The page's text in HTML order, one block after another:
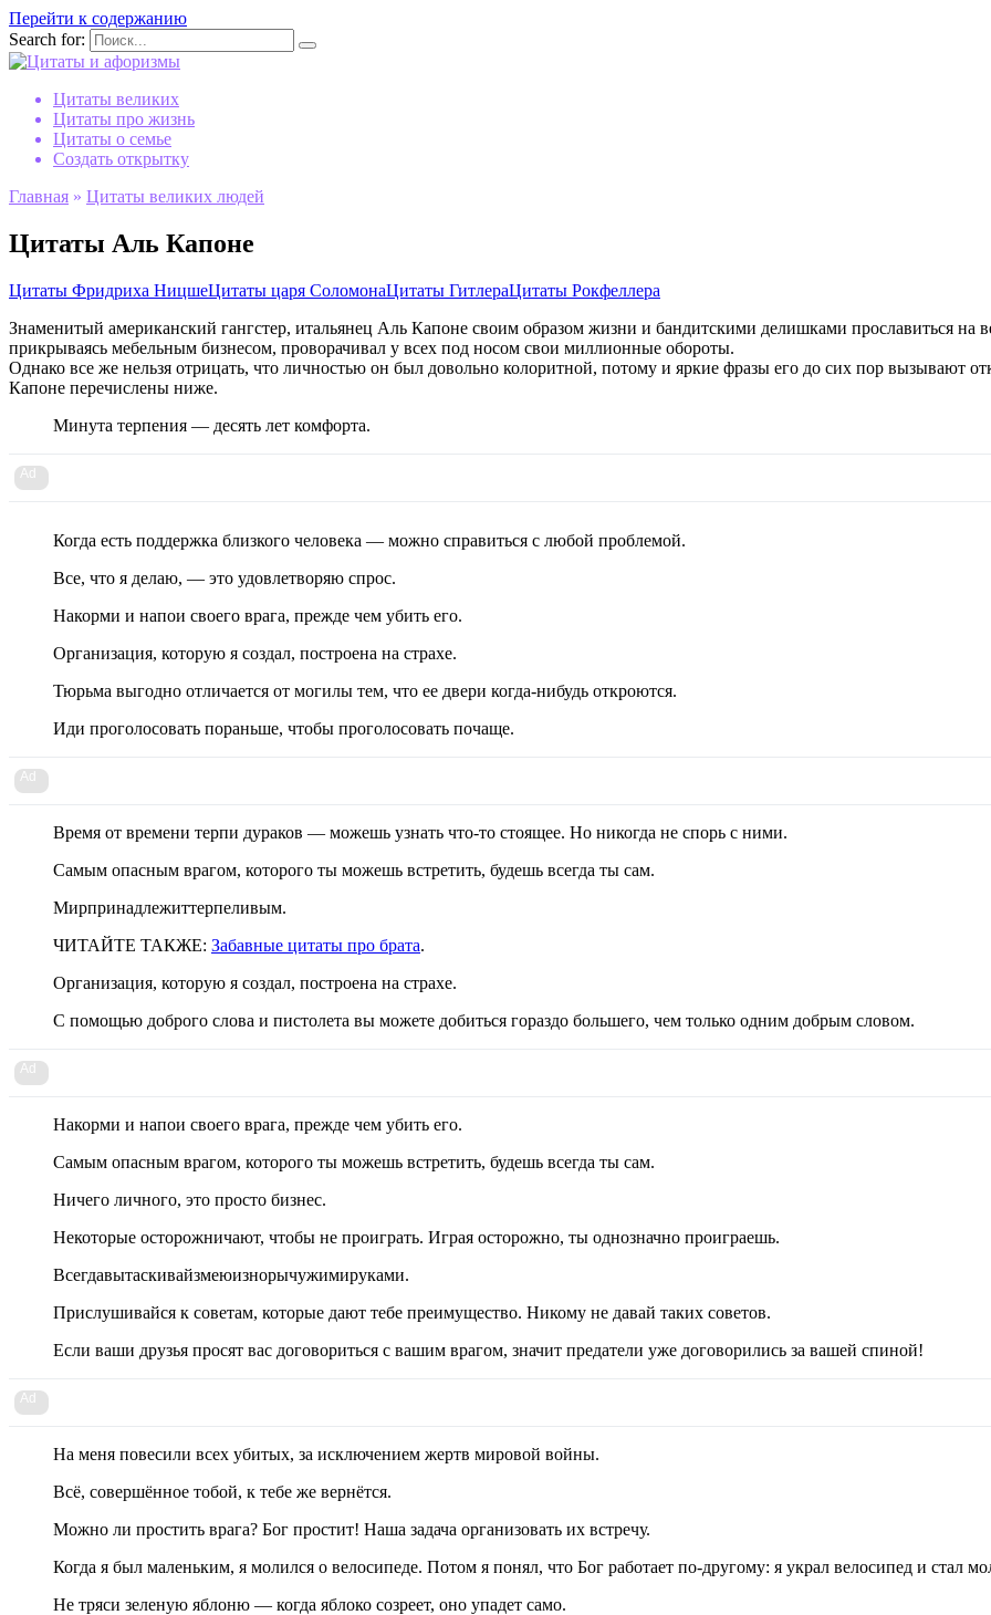
Перейти к содержанию
Search for:
Цитаты великих
Цитаты про жизнь
Цитаты о семье
Создать открытку
Главная » Цитаты великих людей
Цитаты Аль Капоне
Цитаты Фридриха НицшеЦитаты царя СоломонаЦитаты ГитлераЦитаты Рокфеллера
Знаменитый американский гангстер, итальянец Аль Капоне своим образом жизни и бандитскими делишками прославиться на
прикрываясь мебельным бизнесом, проворачивал у всех под носом свои миллионные обороты.
Однако все же нельзя отрицать, что личностью он был довольно колоритной, потому и яркие фразы его до сих пор
Капоне перечислены ниже.
Минута терпения — десять лет комфорта.
Ad
Когда есть поддержка близкого человека — можно справиться с любой проблемой.
Все, что я делаю, — это удовлетворяю спрос.
Накорми и напои своего врага, прежде чем убить его.
Организация, которую я создал, построена на страхе.
Тюрьма выгодно отличается от могилы тем, что ее двери когда-нибудь откроются.
Иди проголосовать пораньше, чтобы проголосовать почаще.
Ad
Время от времени терпи дураков — можешь узнать что-то стоящее. Но никогда не спорь с ними.
Самым опасным врагом, которого ты можешь встретить, будешь всегда ты сам.
Мирпринадлежиттерпеливым.
ЧИТАЙТЕ ТАКЖЕ: Забавные цитаты про брата.
Организация, которую я создал, построена на страхе.
С помощью доброго слова и пистолета вы можете добиться гораздо большего, чем только одним добрым словом.
Ad
Накорми и напои своего врага, прежде чем убить его.
Самым опасным врагом, которого ты можешь встретить, будешь всегда ты сам.
Ничего личного, это просто бизнес.
Некоторые осторожничают, чтобы не проиграть. Играя осторожно, ты однозначно проиграешь.
Всегдавытаскивайзмеюизнорычужимируками.
Прислушивайся к советам, которые дают тебе преимущество. Никому не давай таких советов.
Если ваши друзья просят вас договориться с вашим врагом, значит предатели уже договорились за вашей спиной!
Ad
На меня повесили всех убитых, за исключением жертв мировой войны.
Всё, совершённое тобой, к тебе же вернётся.
Можно ли простить врага? Бог простит! Наша задача организовать их встречу.
Когда я был маленьким, я молился о велосипеде. Потом я понял, что Бог работает по-другому: я украл велосипед и стал
Не тряси зеленую яблоню — когда яблоко созреет, оно упадет само.